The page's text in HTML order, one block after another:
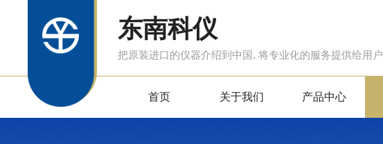
东南科仪
把原装进口的仪器介绍到中国, 将专业化的服务提供给用户
首页 关于我们 产品中心